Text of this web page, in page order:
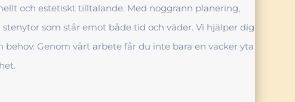
och estetiskt tilltalande. Med noggrann planering,
som står emot både tid och väder. Vi hjälper dig
Genom vårt arbete får du inte bara en vacker yta